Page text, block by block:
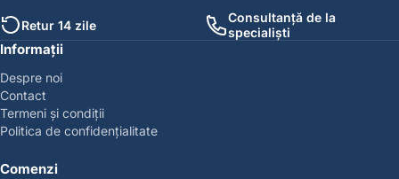
Retur 14 zile
Consultanță de la
specialiști
Informații
Despre noi
Contact
Termeni și condiții
Politica de confidențialitate
Comenzi